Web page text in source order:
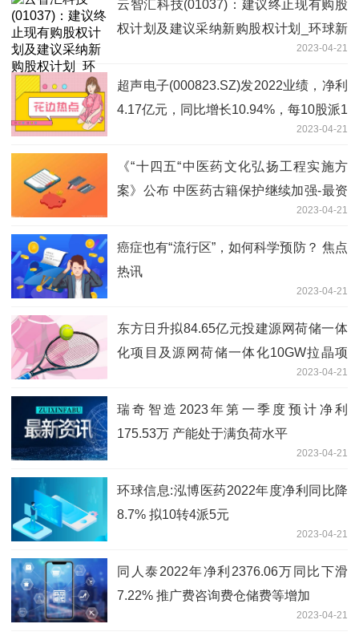
云智汇科技(01037)：建议终止现有购股
权计划及建议采纳新购股权计划_环球新
2023-04-21
超声电子(000823.SZ)发2022业绩，净利
4.17亿元，同比增长10.94%，每10股派1
2023-04-21
《“十四五“中医药文化弘扬工程实施方
案》公布 中医药古籍保护继续加强-最资
2023-04-21
癌症也有“流行区”，如何科学预防？ 焦点
热讯
2023-04-21
东方日升拟84.65亿元投建源网荷储一体
化项目及源网荷储一体化10GW拉晶项
2023-04-21
瑞奇智造2023年第一季度预计净利
175.53万 产能处于满负荷水平
2023-04-21
环球信息:泓博医药2022年度净利同比降
8.7% 拟10转4派5元
2023-04-21
同人泰2022年净利2376.06万同比下滑
7.22% 推广费咨询费仓储费等增加
2023-04-21